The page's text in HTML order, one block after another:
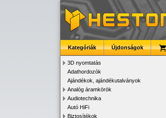
Kategóriák Újdonságok
3D nyomtatás
Adathordozók
Ajándékok, ajándékutalványok
Analóg áramkörök
Audiotechnika
Autó HiFi
Biztosítékok